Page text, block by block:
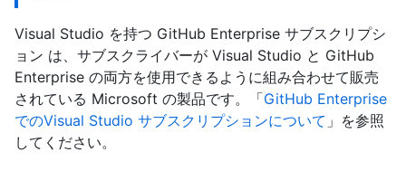
Visual Studio を持つ GitHub Enterprise サブスクリプシ
ョン は、サブスクライバーが Visual Studio と GitHub
Enterprise の両方を使用できるように組み合わせて販売
されている Microsoft の製品です。「GitHub Enterprise
でのVisual Studio サブスクリプションについて 」を参照
してください。